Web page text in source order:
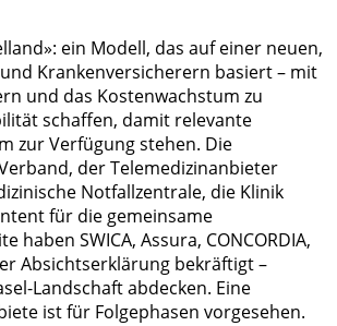
ein Modell, das auf einer neuen,
Krankenversicherern basiert – mit
und das Kostenwachstum zu
schaffen, damit relevante
zur Verfügung stehen. Die
der Telemedizinanbieter
Notfallzentrale, die Klinik
für die gemeinsame
SWICA, Assura, CONCORDIA,
Absichtserklärung bekräftigt –
Landschaft abdecken. Eine
ist für Folgephasen vorgesehen.